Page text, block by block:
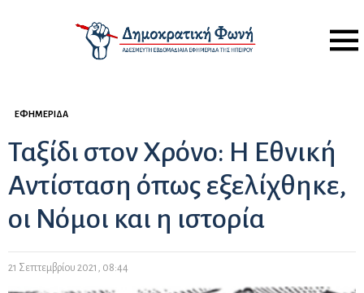
Menu
ΕΦΗΜΕΡΊΔΑ
Ταξίδι στον Χρόνο: Η Εθνική
Αντίσταση όπως εξελίχθηκε,
οι Νόμοι και η ιστορία
21 Σεπτεμβρίου 2021, 08:44